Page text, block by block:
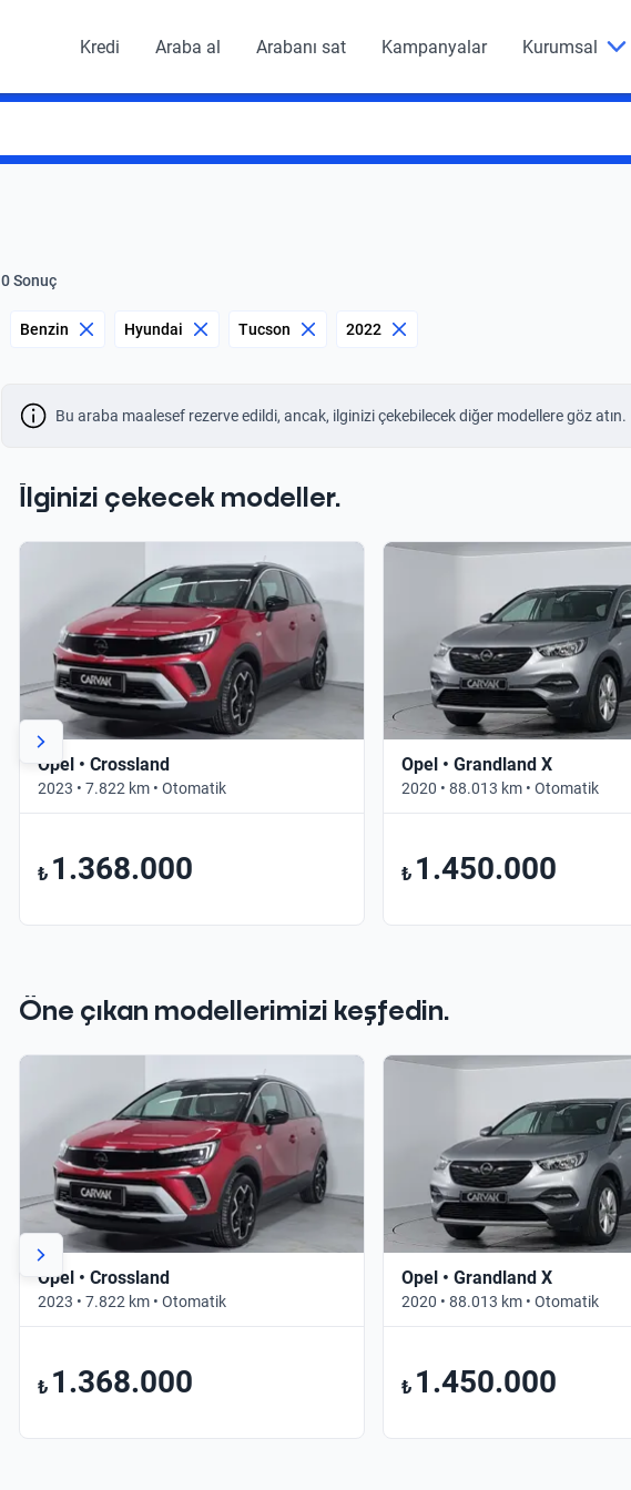
Kredi Araba al Arabanı sat Kampanyalar Kurumsal
0 Sonuç
Benzin Hyundai Tucson 2022
Bu araba maalesef rezerve edildi, ancak, ilginizi çekebilecek diğer modellere göz atın.
İlginizi çekecek modeller.
Opel • Crossland
2023 • 7.822 km • Otomatik
₺ 1.368.000
Opel • Grandland X
2020 • 88.013 km • Otomatik
₺ 1.450.000
Öne çıkan modellerimizi keşfedin.
Opel • Crossland
2023 • 7.822 km • Otomatik
₺ 1.368.000
Opel • Grandland X
2020 • 88.013 km • Otomatik
₺ 1.450.000